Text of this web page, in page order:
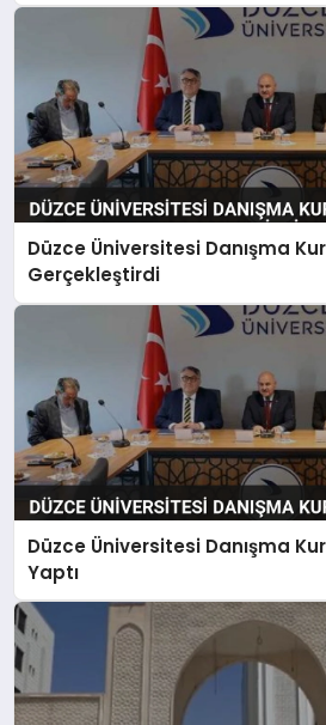
Düzce Üniversitesi Danışma
Gerçekleştirdi
Düzce Üniversitesi Danışma
Yaptı